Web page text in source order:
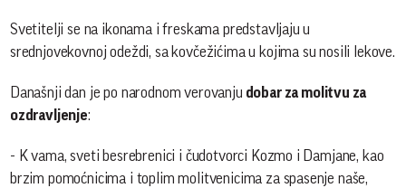
Svetitelji se na ikonama i freskama predstavljaju u
srednjovekovnoj odeždi, sa kovčežićima u kojima su nosili lekove.
Današnji dan je po narodnom verovanju dobar za molitvu za
ozdravljenje:
- K vama, sveti besrebrenici i čudotvorci Kozmo i Damjane, kao
brzim pomoćnicima i toplim molitvenicima za spasenje naše,